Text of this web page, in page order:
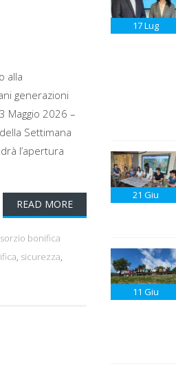
alla
generazioni
Maggio 2026 –
Settimana
l’apertura
READ MORE
bonifica
, sicurezza,
17Lug
21 Giu
11 Giu